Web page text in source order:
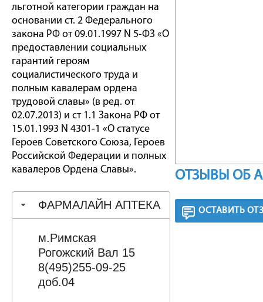
льготной категории граждан на
основании ст. 2 Федерального
закона РФ от 09.01.1997 N 5-ФЗ «О
предоставлении социальных
гарантий героям
социалистического труда и
полным кавалерам ордена
трудовой славы» (в ред. от
02.07.2013) и ст 1.1 Закона РФ от
15.01.1993 N 4301-1 «О статусе
Героев Советского Союза, Героев
Российской Федерации и полных
кавалеров Ордена Славы».
ФАРМАЛАЙН АПТЕКА
м.Римская
Рогожский Вал 15
8(495)255-09-25
доб.04
ОТЗЫВЫ ОБ
ОСТАВИТЬ